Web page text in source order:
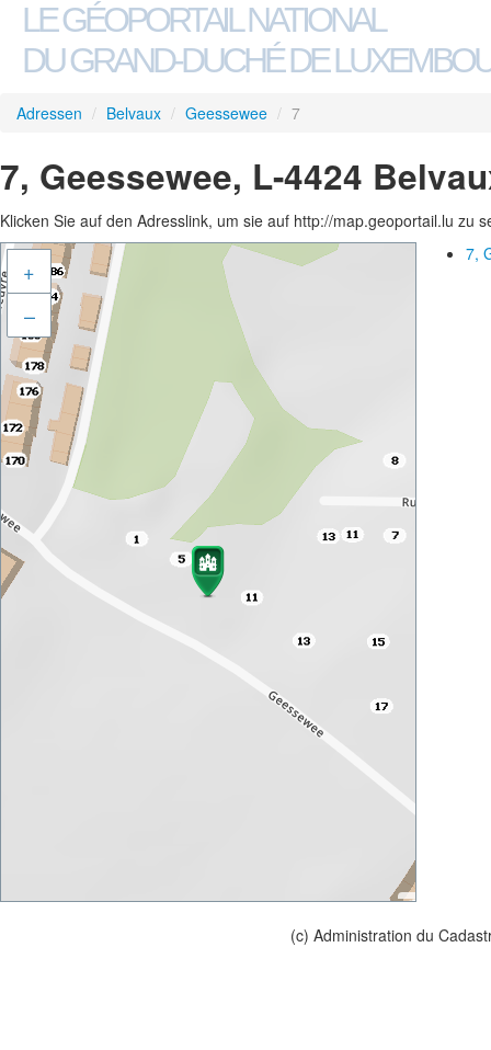
LE GÉOPORTAIL NATIONAL
DU GRAND-DUCHÉ DE
Adressen / Belvaux / Geessewee / 7
7, Geessewee, L-4424
Klicken Sie auf den Adresslink, um sie auf http://map.geoportail.lu zu
+
–
7,
(c) Administration du